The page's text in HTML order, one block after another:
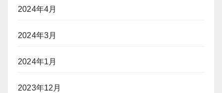
2024年4月
2024年3月
2024年1月
2023年12月